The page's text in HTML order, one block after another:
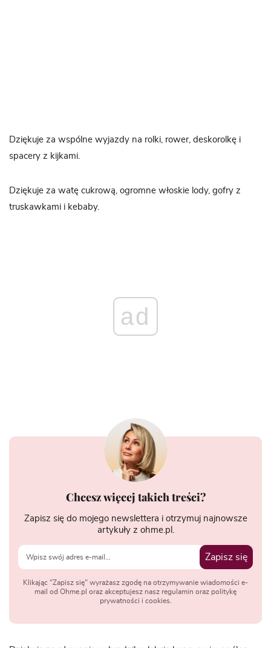
Dziękuje za wspólne wyjazdy na rolki, rower, deskorolkę i
spacery z kijkami.
Dziękuje za watę cukrową, ogromne włoskie lody, gofry z
truskawkami i kebaby.
ad
Chcesz więcej takich treści?
Zapisz się do mojego newslettera i otrzymuj najnowsze
artykuły z ohme.pl.
Zapisz się
Klikając "Zapisz się" wyrażasz zgodę na otrzymywanie wiadomości e-
mail od Ohme.pl oraz akceptujesz nasz regulamin oraz politykę
prywatności i cookies.